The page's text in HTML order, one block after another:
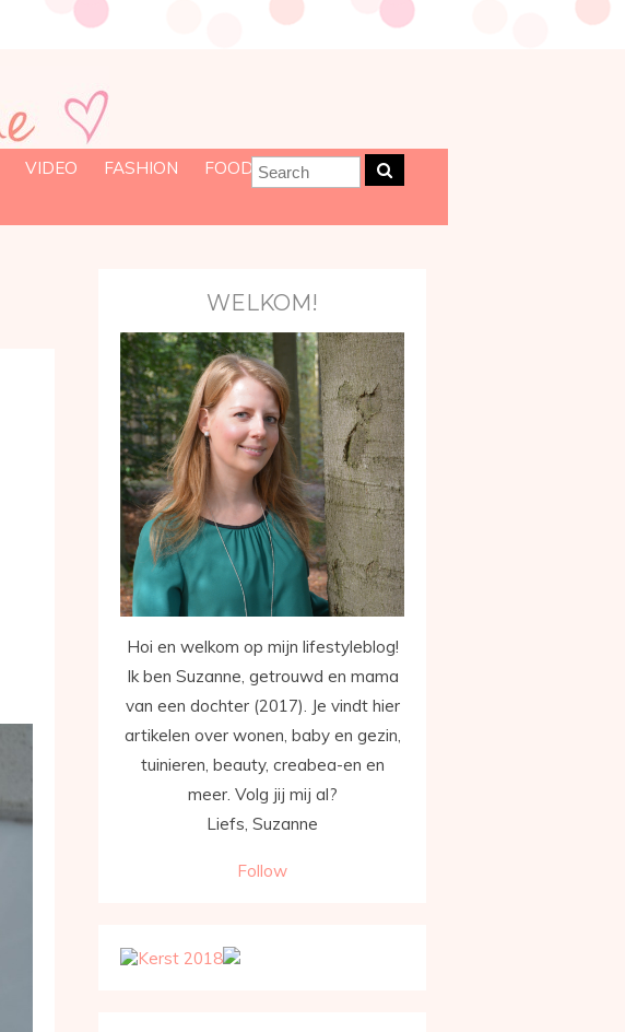
VIDEO FASHION
FOOD
WELKOM!
Hoi en welkom op mijn lifestyleblog!
Ik ben Suzanne, getrouwd en mama
van een dochter (2017). Je vindt hier
artikelen over wonen, baby en gezin,
tuinieren, beauty, creabea-en en
meer. Volg jij mij al?
Liefs, Suzanne
Follow